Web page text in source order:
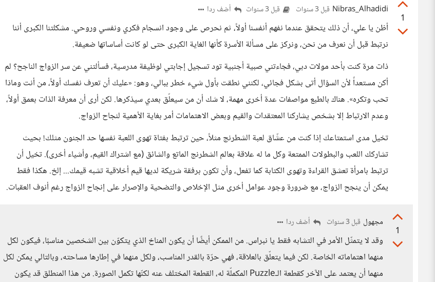
1
Nibras_Alhadidi قبل 3 سنوات قبل 3 سنوات أضف ردا
أظن يا علي، أن ذلك يتحقق عندما نفهم أنفسنا أولاً، ثم نحرص على وجود انسجام فكري ونفسي وروحي. مشكلتنا الكبرى أننا
نرتبط قبل أن نعرف من نحن، ونركز على مسألة الأسرة كأنها الغاية الكبرى حتى لو كانت أساساتها ضعيفة.
ذات مرة كنت بأحد مولات دبي، فجاءتني صبية أجنبية تود تسجيل إجابتي لوظيفة مدرسية، فسألتني عن سر الزواج الناجح؟ لم
أكن مستعداً لأن السؤال أتى بشكل فجائي، لكنني نطقت بأول شيء خطر ببالي، وهو: «عليك أن تعرف نفسك أولاً، من أنت وماذا
تحب وتكره». هناك بالطبع مواصفات عدة أخرى مهمة، لا شك أن من سيعلّق بعدي سيذكرها. لكن أرى أن معرفة الذات بعمق أولاً،
وعدم الارتباط إلا بشخص يشاركنا المعتقدات والقيم وبعض الاهتمامات أمر بغاية الأهمية لنجاح الزواج.
تخيل مدى استمتاعك إذا كنت من عشّاق لعبة الشطرنج مثلاً، حين ترتبط بفتاة تهوى اللعبة نفسها حد الجنون مثلك! بحيث
تشاركك اللعب والبطولات الممتعة وكل ما له علاقة بعالم الشطرنج الماتع والشائق (مع اشتراك القيم، وأشياء أخرى). تخيل أن
ترتبط بامرأة تعشق القراءة وتهوى الكتابة كما تفعل، وأن تكون برفقة شريكة لديها قيم أخلاقية تشبه قيمك... إلخ. هكذا فقط
يمكن أن ينجح الزواج، مع ضرورة وجود عوامل أخرى مثل الإخلاص والتضحية والإصرار على إنجاح الزواج رغم أنوف العقبات.
1
مجهول قبل 3 سنوات أضف ردا
وقد لا يتمثّل الأمر في التشابه فقط يا نبراس. من الممكن أيضًا أن يكون المناخ الذي يتكوّن بين الشخصين مناسبًا، فيكون لكل
منهما اهتماماته الخاصة. لكن فيما يتعلّق بالعلاقة، فهي حرّة بالقدر المناسب، ولكل منهما في إطارها مساحته، وبالتالي يمكن لكل
منهما أن يعتمد على الآخر كقطعة الـPuzzle المكملّة له، القطعة المختلف عنه لكنّها تكمل الصورة. من هذا المنطلق قد يكون